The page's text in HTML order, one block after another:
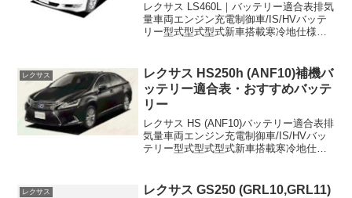
レクサス LS460L｜バッテリー適合表排気
量車両エンジン充電制御車/IS/HVバッテ
リー型式型式型式新車搭載寒冷地仕様
制御車10...
レクサス
レクサス HS250h (ANF10)補機バ
ッテリー適合表・おすすめバッテ
リー
レクサス HS (ANF10)バッテリー適合表排
気量車両エンジン充電制御車/IS/HVバッ
テリー型式型式型式新車搭載寒冷地仕様
すすめ互換バッテリーGS...
レクサス
レクサス GS250 (GRL10,GRL11)